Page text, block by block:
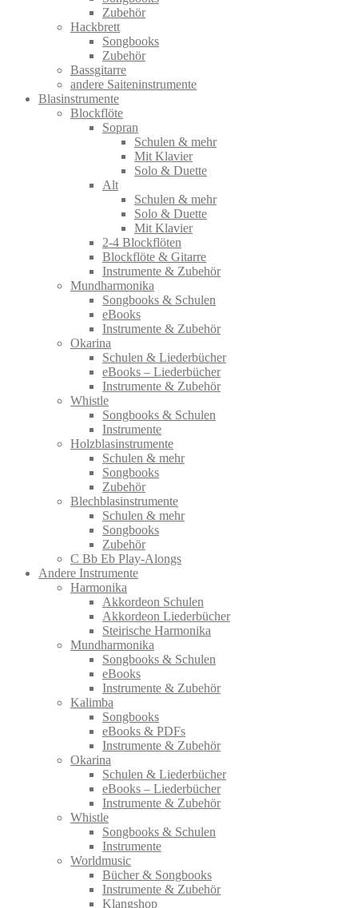
Zubehör
Hackbrett
Songbooks
Zubehör
Bassgitarre
andere Saiteninstrumente
Blasinstrumente
Blockflöte
Sopran
Schulen & mehr
Mit Klavier
Solo & Duette
Alt
Schulen & mehr
Solo & Duette
Mit Klavier
2-4 Blockflöten
Blockflöte & Gitarre
Instrumente & Zubehör
Mundharmonika
Songbooks & Schulen
eBooks
Instrumente & Zubehör
Okarina
Schulen & Liederbücher
eBooks – Liederbücher
Instrumente & Zubehör
Whistle
Songbooks & Schulen
Instrumente
Holzblasinstrumente
Schulen & mehr
Songbooks
Zubehör
Blechblasinstrumente
Schulen & mehr
Songbooks
Zubehör
C Bb Eb Play-Alongs
Andere Instrumente
Harmonika
Akkordeon Schulen
Akkordeon Liederbücher
Steirische Harmonika
Mundharmonika
Songbooks & Schulen
eBooks
Instrumente & Zubehör
Kalimba
Songbooks
eBooks & PDFs
Instrumente & Zubehör
Okarina
Schulen & Liederbücher
eBooks – Liederbücher
Instrumente & Zubehör
Whistle
Songbooks & Schulen
Instrumente
Worldmusic
Bücher & Songbooks
Instrumente & Zubehör
Klangshop